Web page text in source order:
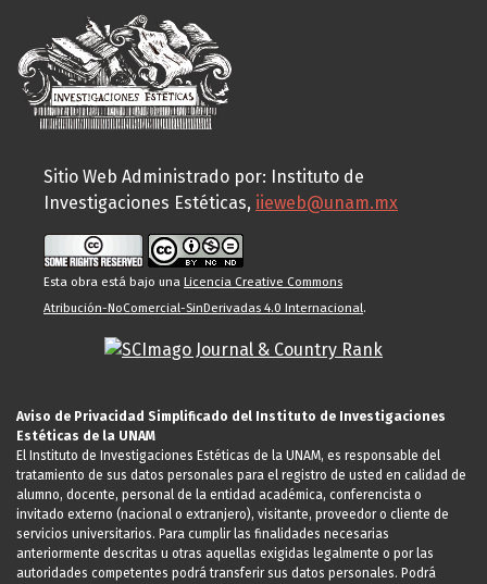
Sitio Web Administrado por: Instituto de
Investigaciones Estéticas, iieweb@unam.mx
Esta obra está bajo una Licencia Creative Commons
Atribución-NoComercial-SinDerivadas 4.0 Internacional.
Aviso de Privacidad Simplificado del Instituto de Investigaciones
Estéticas de la UNAM
El Instituto de Investigaciones Estéticas de la UNAM, es responsable del
tratamiento de sus datos personales para el registro de usted en calidad de
alumno, docente, personal de la entidad académica, conferencista o
invitado externo (nacional o extranjero), visitante, proveedor o cliente de
servicios universitarios. Para cumplir las finalidades necesarias
anteriormente descritas u otras aquellas exigidas legalmente o por las
autoridades competentes podrá transferir sus datos personales. Podrá